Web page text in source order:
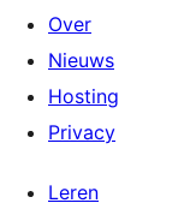
Over
Nieuws
Hosting
Privacy
Leren